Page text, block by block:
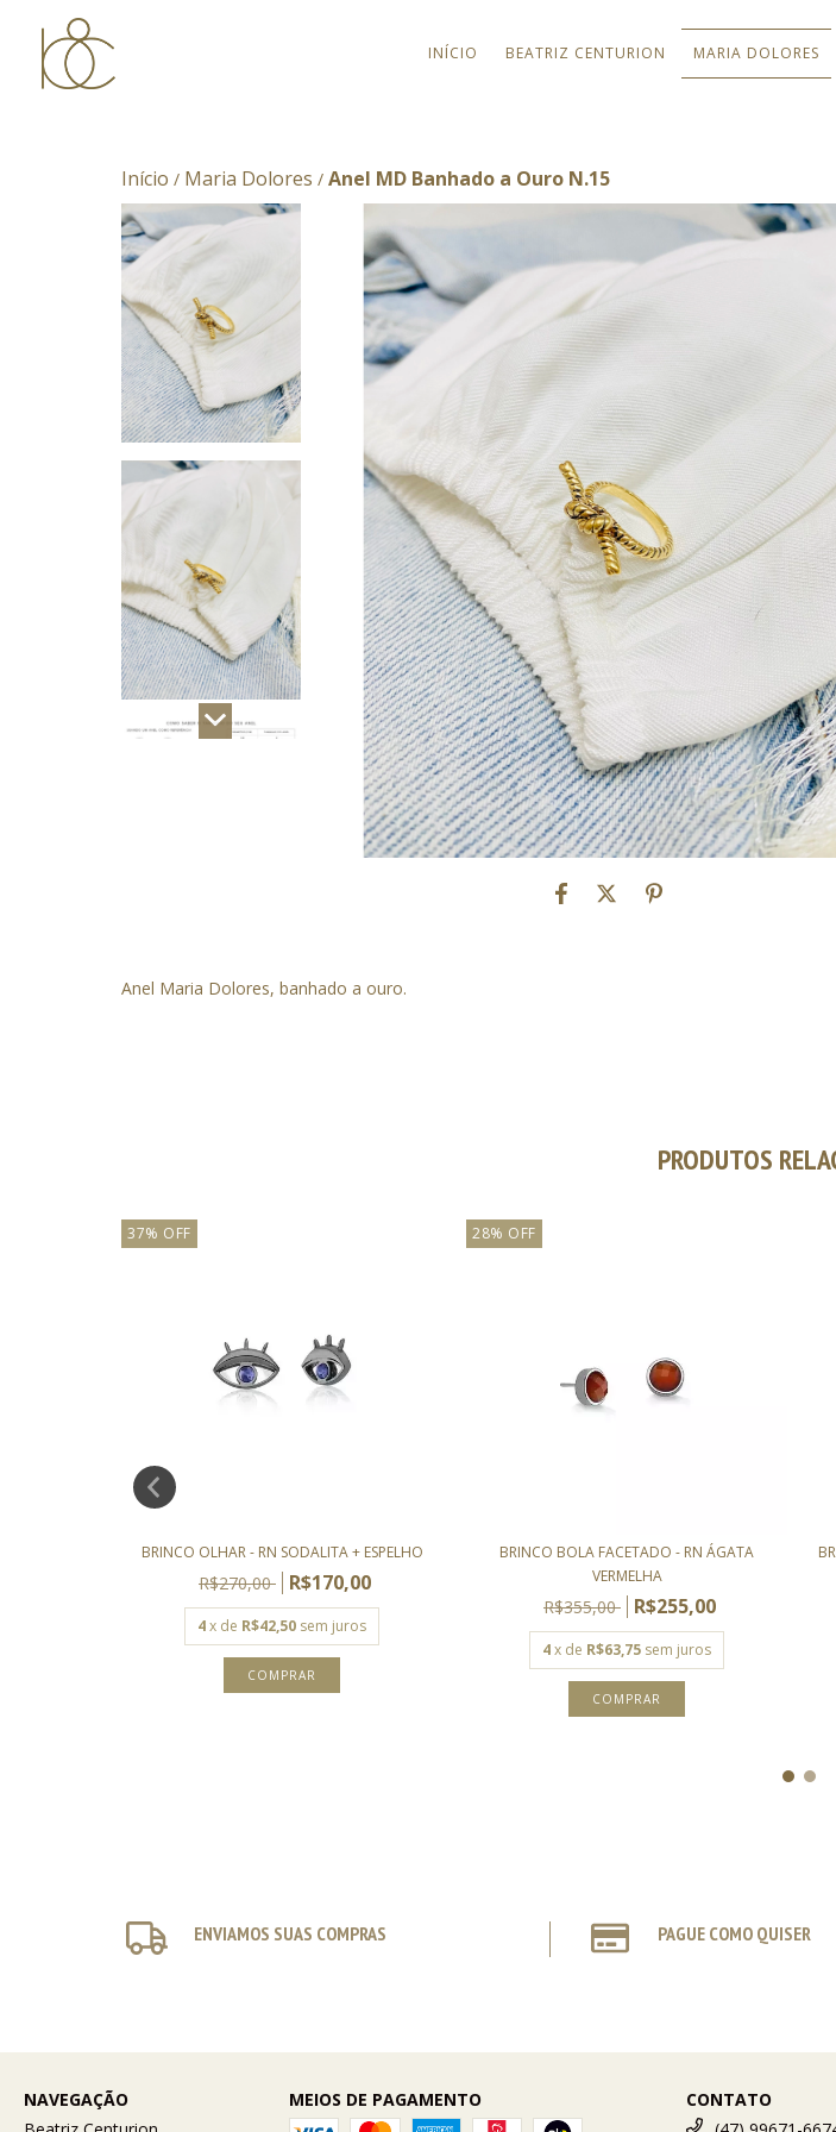
INÍCIO BEATRIZ CENTURION MARIA DOLORES
Início / Maria Dolores / Anel MD Banhado a Ouro N.15
Anel Maria Dolores, banhado a ouro.
PRODUTOS
37% OFF
BRINCO OLHAR - RN SODALITA + ESPELHO
R$270,00 R$170,00
4x de R$42,50 sem juros
28% OFF
BRINCO BOLA FACETADO - RN ÁGATA
VERMELHA
R$355,00 R$255,00
4x de R$63,75 sem juros
ENVIAMOS SUAS COMPRAS PAGUE COMO QUISER
NAVEGAÇÃO
MEIOS DE PAGAMENTO
CONTATO